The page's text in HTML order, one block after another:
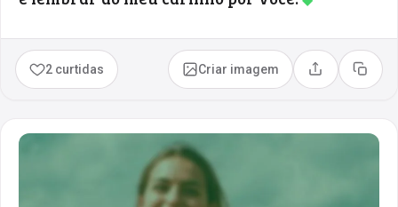
2 curtidas Criar imagem Compartilhar
Copiar